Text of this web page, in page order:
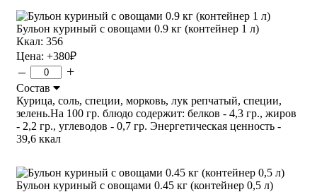
Бульон куриный с овощами 0.9 кг (контейнер 1 л)
Ккал: 356
Цена: +380₽
– +
Состав
Курица, соль, специи, морковь, лук репчатый, специи,
зелень.На 100 гр. блюдо содержит: белков - 4,3 гр., жиров
- 2,2 гр., углеводов - 0,7 гр. Энергетическая ценность -
39,6 ккал
Бульон куриный с овощами 0.45 кг (контейнер 0,5 л)